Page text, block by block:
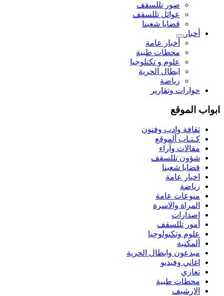
صور تللسقف
عوائل تللسقف
قضايا شعبنا
أخبار
أخبار عامة
محطات طبية
علوم و تکنلوجیا
ابطال الحرية
رياضة
حوارات وتقارير
الموقع
ثقافة وادب وفنون
كـتـاب ألموقع
مقالات وآراء
شؤون تللسقف
قضايا شعبنا
اخبار عامة
رياضة
منوعات عامة
المراة والاسرة
اصدارات
أمور تللسقف
علوم وتكنولوجيا
ألمكتبة
مبدعون وابطال الحرية
اغاني وفيديو
تعازي
محطات طبية
الارشيف